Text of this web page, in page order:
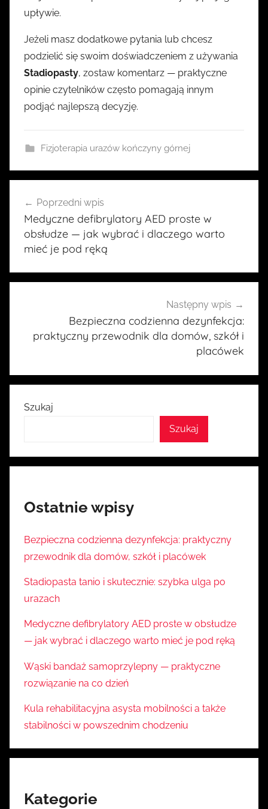
upływie.
Jeżeli masz dodatkowe pytania lub chcesz
podzielić się swoim doświadczeniem z używania
Stadiopasty, zostaw komentarz — praktyczne
opinie czytelników często pomagają innym
podjąć najlepszą decyzję.
Fizjoterapia urazów kończyny górnej
wpisu
Poprzedni wpis
Medyczne defibrylatory AED proste w
obsłudze — jak wybrać i dlaczego warto
mieć je pod ręką
Następny wpis
Bezpieczna codzienna dezynfekcja:
praktyczny przewodnik dla domów, szkół i
placówek
Szukaj
Szukaj
Ostatnie wpisy
Bezpieczna codzienna dezynfekcja: praktyczny
przewodnik dla domów, szkół i placówek
Stadiopasta tanio i skutecznie: szybka ulga po
urazach
Medyczne defibrylatory AED proste w obsłudze
— jak wybrać i dlaczego warto mieć je pod ręką
Wąski bandaż samoprzylepny — praktyczne
rozwiązanie na co dzień
Kula rehabilitacyjna asysta mobilności a także
stabilności w powszednim chodzeniu
Kategorie